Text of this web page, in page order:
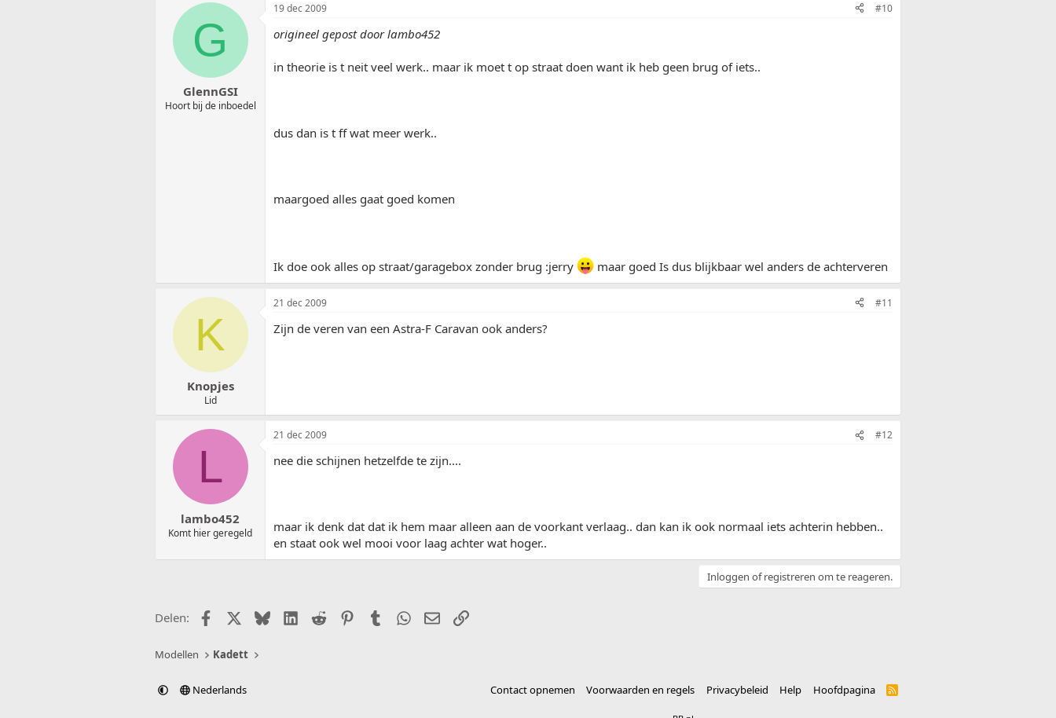
G
GlennGSI
Hoort bij de inboedel
19 dec 2009 #10
origineel gepost door lambo452
in theorie is t neit veel werk.. maar ik moet t op straat doen want ik heb geen brug of iets..
dus dan is t ff wat meer werk..
maargoed alles gaat goed komen
Ik doe ook alles op straat/garagebox zonder brug :jerry maar goed Is dus blijkbaar wel anders de achterveren
K
Knopjes
Lid
21 dec 2009 #11
Zijn de veren van een Astra-F Caravan ook anders?
L
lambo452
Komt hier geregeld
21 dec 2009 #12
nee die schijnen hetzelfde te zijn....
maar ik denk dat dat ik hem maar alleen aan de voorkant verlaag.. dan kan ik ook normaal iets achterin hebben..
en staat ook wel mooi voor laag achter wat hoger..
Inloggen of registreren om te reageren.
Delen: FacebookX (Twitter)
BlueskyLinkedIn
Reddit PinterestTumblr WhatsApp
E-mailLink
Modellen Kadett
Nederlands Contact opnemen Voorwaarden en regels Privacybeleid Help Hoofdpagina
R